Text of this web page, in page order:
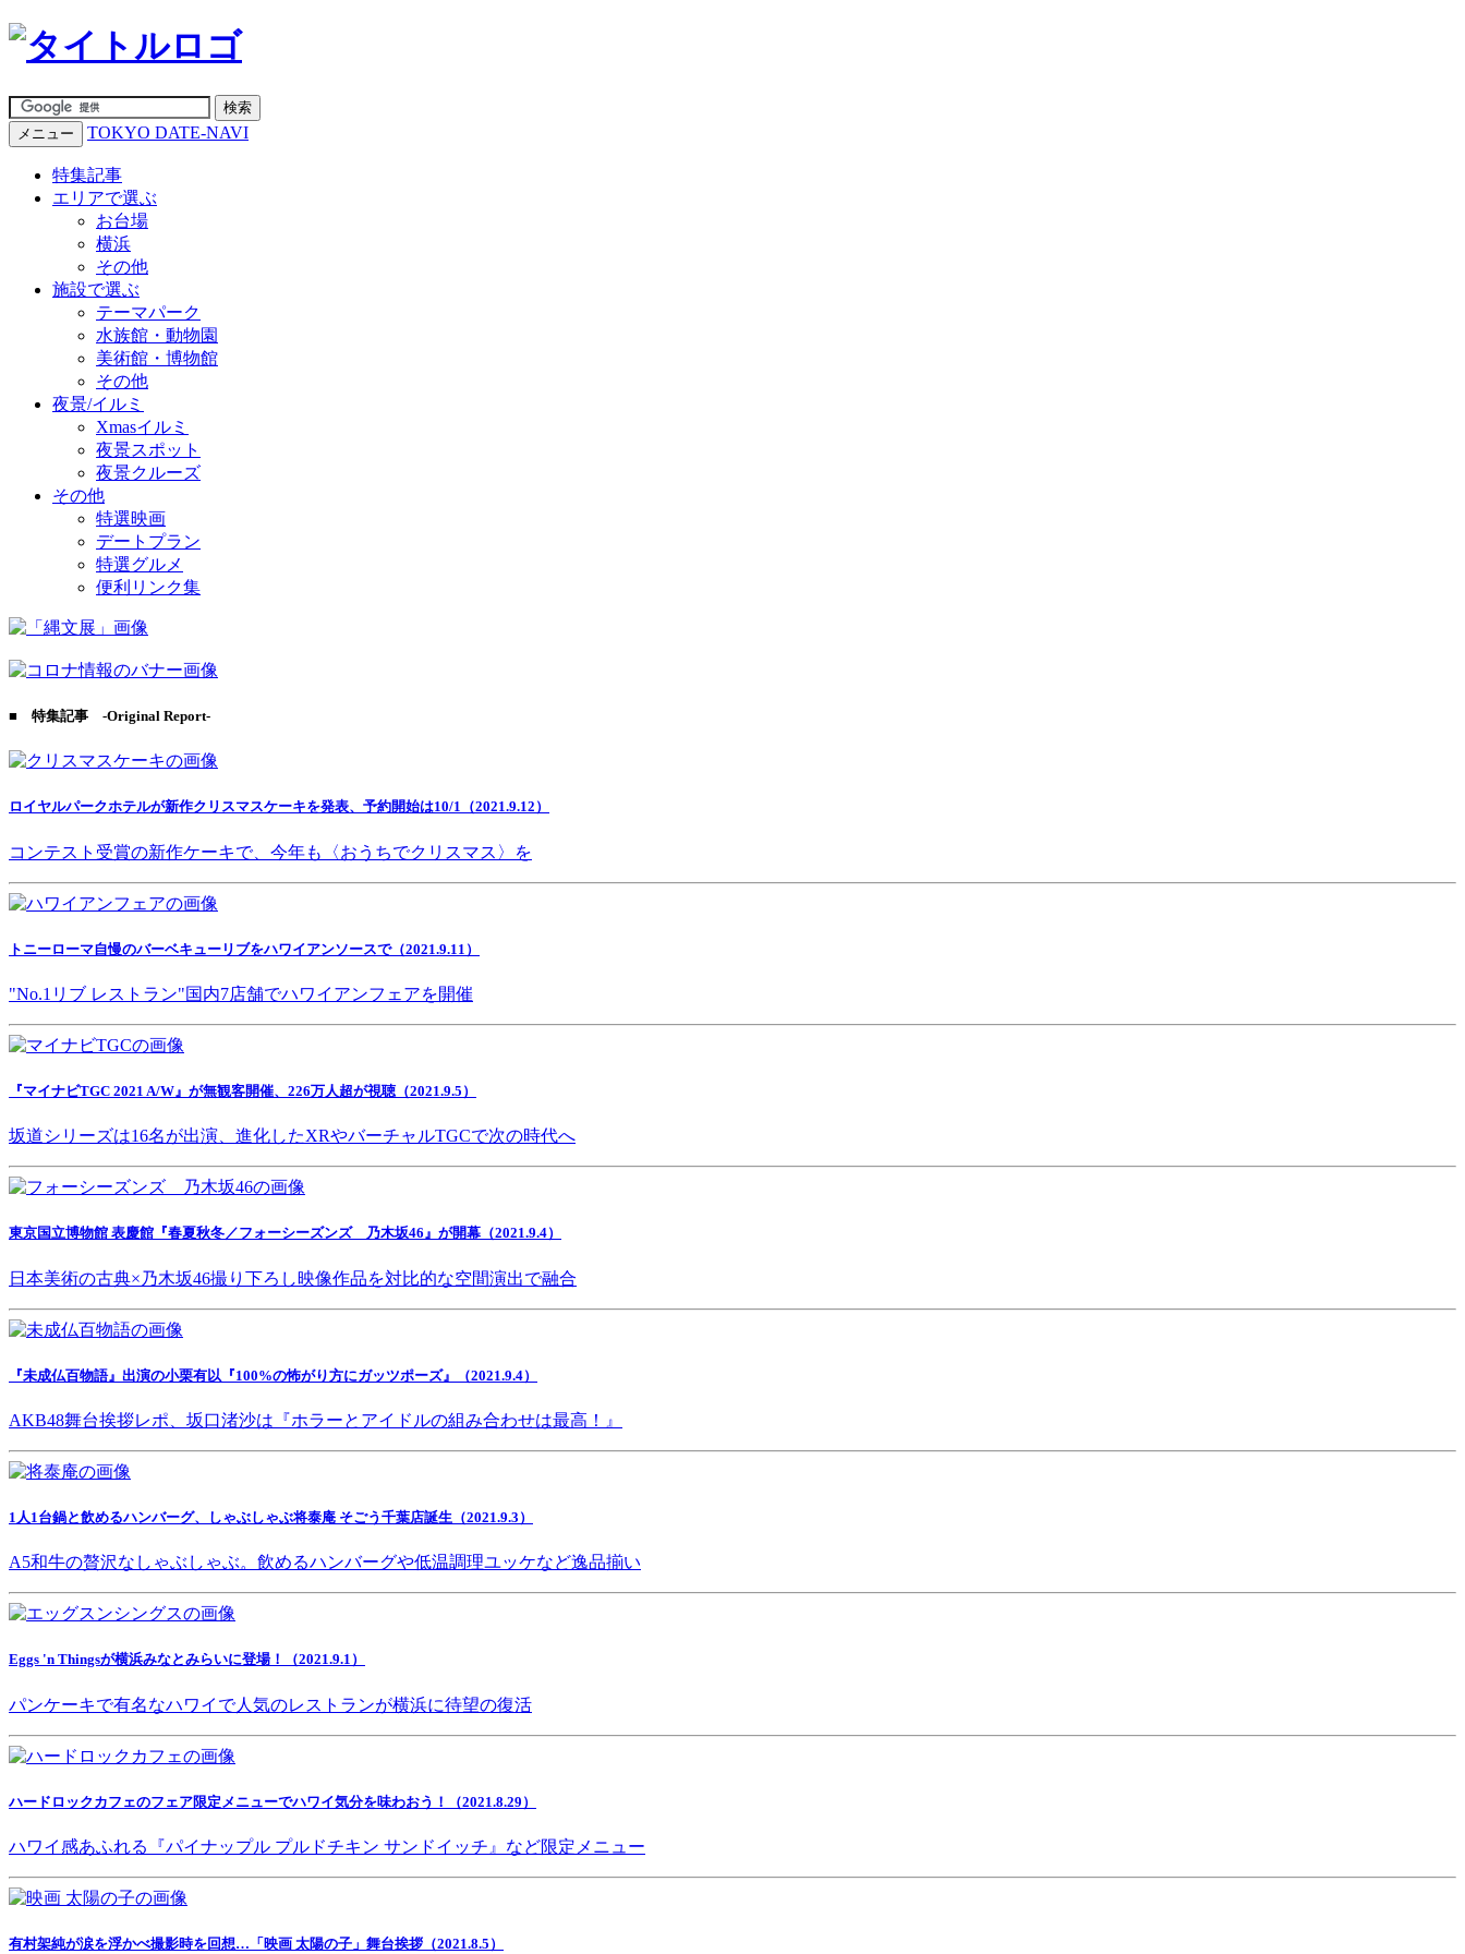
メニュー TOKYO DATE-NAVI
特集記事
エリアで選ぶ
お台場
横浜
その他
施設で選ぶ
テーマパーク
水族館・動物園
美術館・博物館
その他
夜景/イルミ
Xmasイルミ
夜景スポット
夜景クルーズ
その他
特選映画
デートプラン
特選グルメ
便利リンク集
■ 特集記事 -Original Report-
ロイヤルパークホテルが新作クリスマスケーキを発表、予約開始は10/1（2021.9.12）
コンテスト受賞の新作ケーキで、今年も〈おうちでクリスマス〉を
トニーローマ自慢のバーベキューリブをハワイアンソースで（2021.9.11）
"No.1リブ レストラン"国内7店舗でハワイアンフェアを開催
『マイナビTGC 2021 A/W』が無観客開催、226万人超が視聴（2021.9.5）
坂道シリーズは16名が出演、進化したXRやバーチャルTGCで次の時代へ
東京国立博物館 表慶館『春夏秋冬／フォーシーズンズ 乃木坂46』が開幕（2021.9.4）
日本美術の古典×乃木坂46撮り下ろし映像作品を対比的な空間演出で融合
『未成仏百物語』出演の小栗有以『100%の怖がり方にガッツポーズ』（2021.9.4）
AKB48舞台挨拶レポ、坂口渚沙は『ホラーとアイドルの組み合わせは最高！』
1人1台鍋と飲めるハンバーグ、しゃぶしゃぶ将泰庵 そごう千葉店誕生（2021.9.3）
A5和牛の贅沢なしゃぶしゃぶ。飲めるハンバーグや低温調理ユッケなど逸品揃い
Eggs 'n Thingsが横浜みなとみらいに登場！（2021.9.1）
パンケーキで有名なハワイで人気のレストランが横浜に待望の復活
ハードロックカフェのフェア限定メニューでハワイ気分を味わおう！（2021.8.29）
ハワイ感あふれる『パイナップル プルドチキン サンドイッチ』など限定メニュー
有村架純が涙を浮かべ撮影時を回想…「映画 太陽の子」舞台挨拶（2021.8.5）